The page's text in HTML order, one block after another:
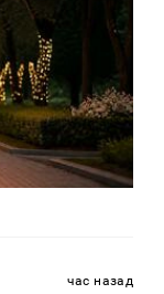
час назад